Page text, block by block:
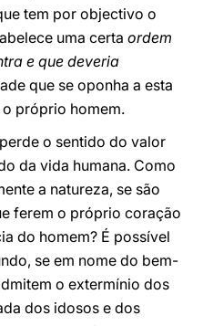
tem por objectivo o
uma certa ordem
e que deveria
que se oponha a esta
próprio homem.
o sentido do valor
da vida humana. Como
a natureza, se são
ferem o próprio coração
do homem? É possível
se em nome do bem-
o extermínio dos
dos idosos e dos